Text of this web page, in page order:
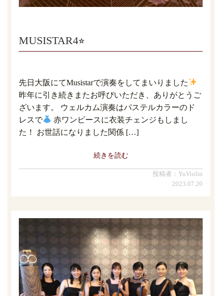
MUSISTAR4⭐︎
先日大阪にてMusistarで演奏をしてまいりました
昨年に引き続きまたお呼びいただき、ありがとうご
ざいます。 ウェルカム演奏はパステルカラーのド
レスで
赤ワンピースに衣装チェンジもしまし
た！ お世話になりました関係 […]
続きを読む
投稿者：YuViolin
2023.07.20